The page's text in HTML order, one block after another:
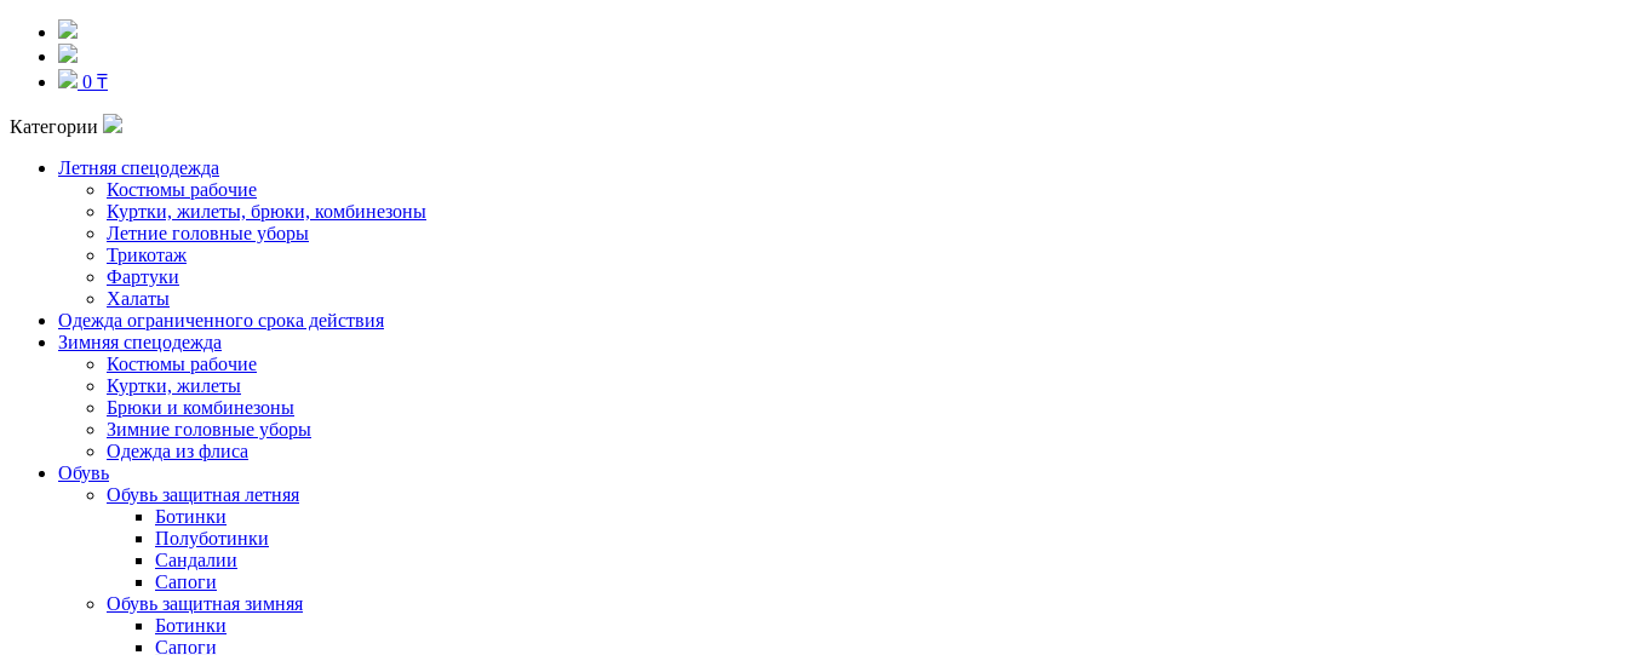
0 ₸
Категории
Летняя спецодежда
Костюмы рабочие
Куртки, жилеты, брюки, комбинезоны
Летние головные уборы
Трикотаж
Фартуки
Халаты
Одежда ограниченного срока действия
Зимняя спецодежда
Костюмы рабочие
Куртки, жилеты
Брюки и комбинезоны
Зимние головные уборы
Одежда из флиса
Обувь
Обувь защитная летняя
Ботинки
Полуботинки
Сандалии
Сапоги
Обувь защитная зимняя
Ботинки
Сапоги